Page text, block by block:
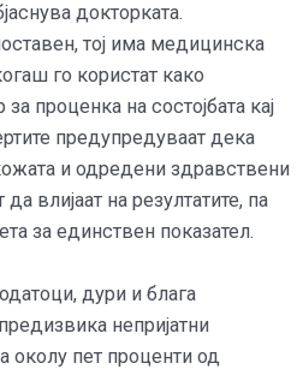
докторката.
тој има медицинска
го користат како
проценка на состојбата кај
предупредуваат дека
и одредени здравствени
влијаат на резултатите, па
за единствен показател.
дури и блага
непријатни
околу пет проценти од